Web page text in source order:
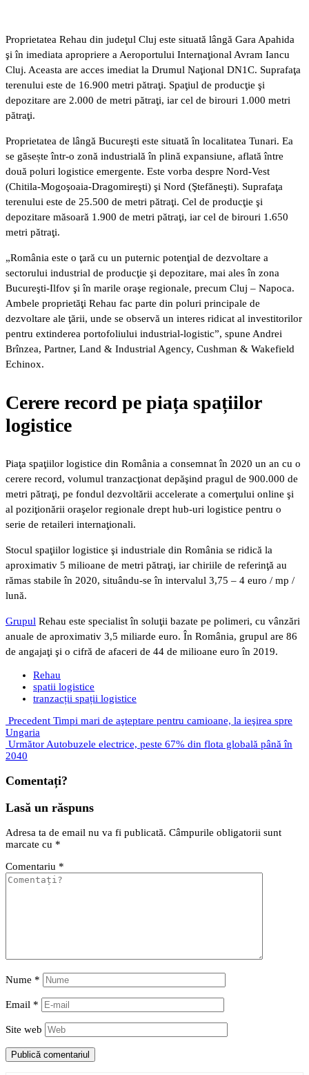
Proprietatea Rehau din judeţul Cluj este situată lângă Gara Apahida
şi în imediata apropriere a Aeroportului Internaţional Avram Iancu
Cluj. Aceasta are acces imediat la Drumul Naţional DN1C. Suprafaţa
terenului este de 16.900 metri pătraţi. Spaţiul de producţie şi
depozitare are 2.000 de metri pătraţi, iar cel de birouri 1.000 metri
pătraţi.
Proprietatea de lângă Bucureşti este situată în localitatea Tunari. Ea
se găsește într-o zonă industrială în plină expansiune, aflată între
două poluri logistice emergente. Este vorba despre Nord-Vest
(Chitila-Mogoşoaia-Dragomireşti) şi Nord (Ştefăneşti). Suprafaţa
terenului este de 25.500 de metri pătraţi. Cel de producţie şi
depozitare măsoară 1.900 de metri pătraţi, iar cel de birouri 1.650
metri pătraţi.
„România este o ţară cu un puternic potenţial de dezvoltare a
sectorului industrial de producţie şi depozitare, mai ales în zona
Bucureşti-Ilfov şi în marile oraşe regionale, precum Cluj – Napoca.
Ambele proprietăţi Rehau fac parte din poluri principale de
dezvoltare ale ţării, unde se observă un interes ridicat al investitorilor
pentru extinderea portofoliului industrial-logistic”, spune Andrei
Brînzea, Partner, Land & Industrial Agency, Cushman & Wakefield
Echinox.
Cerere record pe piața spațiilor
logistice
Piaţa spaţiilor logistice din România a consemnat în 2020 un an cu o
cerere record, volumul tranzacţionat depăşind pragul de 900.000 de
metri pătraţi, pe fondul dezvoltării accelerate a comerţului online şi
al poziţionării oraşelor regionale drept hub-uri logistice pentru o
serie de retaileri internaţionali.
Stocul spaţiilor logistice şi industriale din România se ridică la
aproximativ 5 milioane de metri pătraţi, iar chiriile de referinţă au
rămas stabile în 2020, situându-se în intervalul 3,75 – 4 euro / mp /
lună.
Grupul Rehau este specialist în soluţii bazate pe polimeri, cu vânzări
anuale de aproximativ 3,5 miliarde euro. În România, grupul are 86
de angajaţi şi o cifră de afaceri de 44 de milioane euro în 2019.
Rehau
spatii logistice
tranzacții spații logistice
Precedent Timpi mari de aşteptare pentru camioane, la ieşirea spre
Ungaria
Următor Autobuzele electrice, peste 67% din flota globală până în
2040
Comentați?
Lasă un răspuns
Adresa ta de email nu va fi publicată. Câmpurile obligatorii sunt
marcate cu *
Comentariu *
Nume *
Email *
Site web